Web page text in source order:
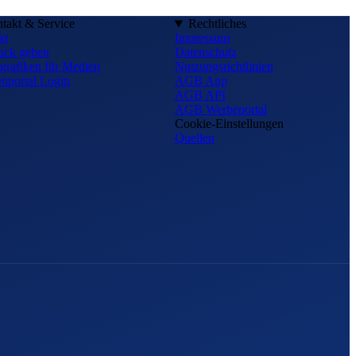
& Service
geben
für Medien
Login
Rechtliches
Impressum
Datenschutz
Nutzungsrichtlinien
AGB App
AGB API
AGB Werbeportal
Cookie-Einstellungen
Quellen